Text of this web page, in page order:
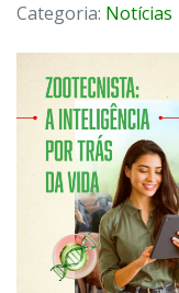
Categoria: Notícias